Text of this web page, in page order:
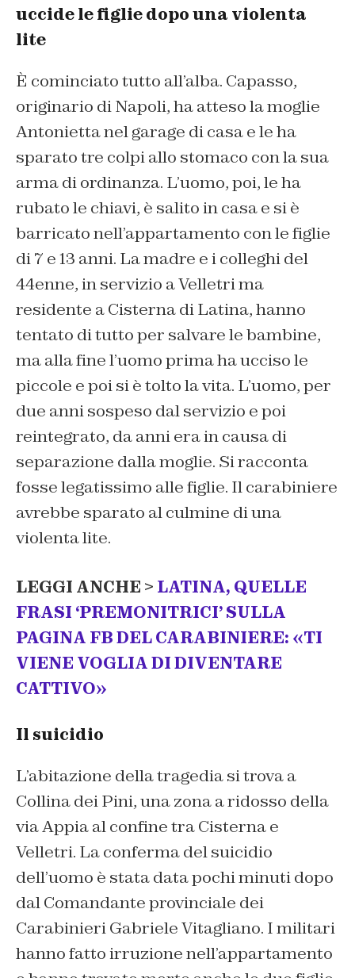
uccide le figlie dopo una violenta
lite
È cominciato tutto all’alba. Capasso,
originario di Napoli, ha atteso la moglie
Antonietta nel garage di casa e le ha
sparato tre colpi allo stomaco con la sua
arma di ordinanza. L’uomo, poi, le ha
rubato le chiavi, è salito in casa e si è
barricato nell’appartamento con le figlie
di 7 e 13 anni. La madre e i colleghi del
44enne, in servizio a Velletri ma
residente a Cisterna di Latina, hanno
tentato di tutto per salvare le bambine,
ma alla fine l’uomo prima ha ucciso le
piccole e poi si è tolto la vita. L’uomo, per
due anni sospeso dal servizio e poi
reintegrato, da anni era in causa di
separazione dalla moglie. Si racconta
fosse legatissimo alle figlie. Il carabiniere
avrebbe sparato al culmine di una
violenta lite.
LEGGI ANCHE > LATINA, QUELLE
FRASI ‘PREMONITRICI’ SULLA
PAGINA FB DEL CARABINIERE: «TI
VIENE VOGLIA DI DIVENTARE
CATTIVO»
Il suicidio
L’abitazione della tragedia si trova a
Collina dei Pini, una zona a ridosso della
via Appia al confine tra Cisterna e
Velletri. La conferma del suicidio
dell’uomo è stata data pochi minuti dopo
dal Comandante provinciale dei
Carabinieri Gabriele Vitagliano. I militari
hanno fatto irruzione nell’appartamento